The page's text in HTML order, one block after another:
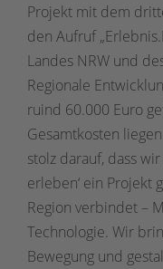
Projekt mit dem
den Aufruf
Landes NRW und
Regionale
ruind 60.000 Euro
Gesamtkosten
stolz darauf, dass
erleben‘ ein Projekt
Region verbindet –
Technologie. Wir
Bewegung und